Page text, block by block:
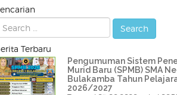
Terbaru
Pengumuman Sistem
Murid Baru (SPMB) SMA
Bulakamba Tahun
2026/2027